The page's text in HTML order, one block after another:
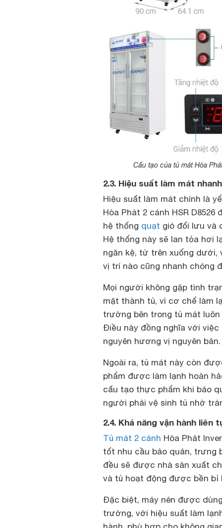
Cấu tạo của tủ mát Hòa
2.3. Hiệu suất làm mát
Hiệu suất làm mát chính là
Hòa Phát 2 cánh HSR
hệ thống quạt gió đối lưu và
Hệ thống này sẽ lan tỏa hơi
ngăn kệ, từ trên xuống
vị trí nào cũng nhanh chóng
Mọi người không gặp tình
mặt thành tủ, vì cơ chế làm
trường bên trong tủ mát
Điều này đồng nghĩa với
nguyên hương vị nguyên bản.
Ngoài ra, tủ mát này còn
phẩm được làm lạnh hoàn
cấu tạo thực phẩm khi bảo
người phải vệ sinh tủ nhờ
2.4. Khả năng vận hành liên
Tủ mát 2 cánh Hòa Phát
tốt nhu cầu bảo quản, trưng
đều sẽ được nhà sản xuất
và tủ hoạt động được bền bỉ
Đặc biệt, máy nén được
trường, với hiệu suất làm